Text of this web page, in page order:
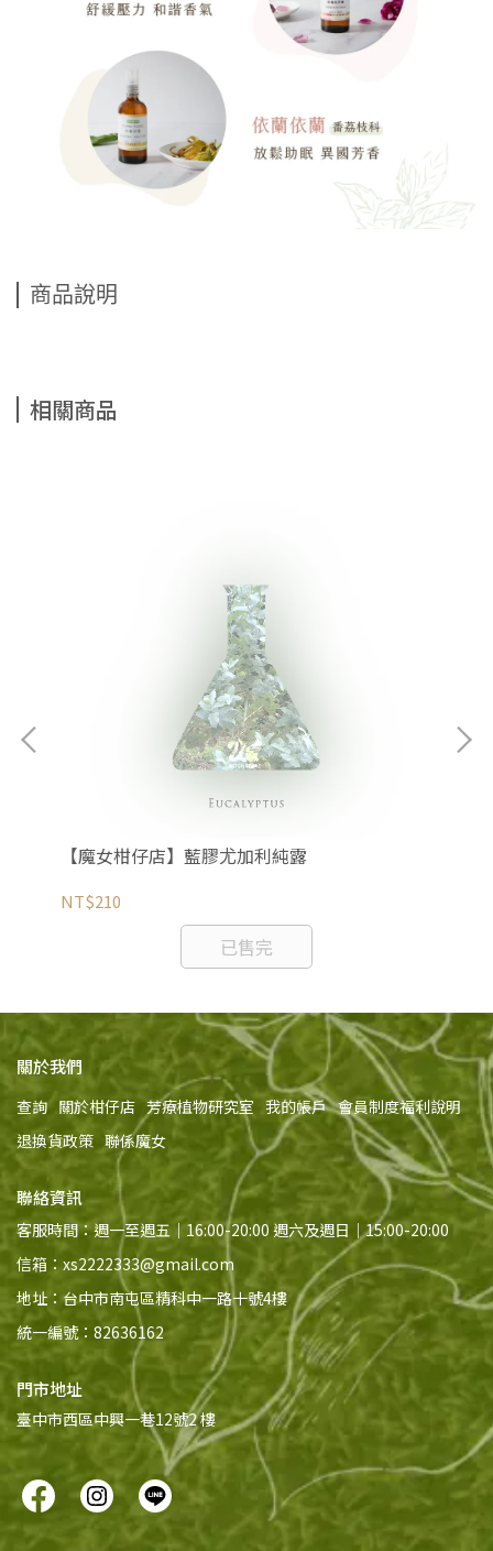
商品說明
相關商品
【魔女柑仔店】藍膠尤加利純露
NT$210
已售完
關於我們
查詢 關於柑仔店 芳療植物研究室 我的帳戶 會員制度福利說明
退換貨政策 聯係魔女
聯絡資訊
客服時間：週一至週五｜16:00-20:00 週六及週日｜15:00-20:00
信箱：xs2222333@gmail.com
地址：台中市南屯區精科中一路十號4樓
統一編號：82636162
門市地址
臺中市西區中興一巷12號2 樓